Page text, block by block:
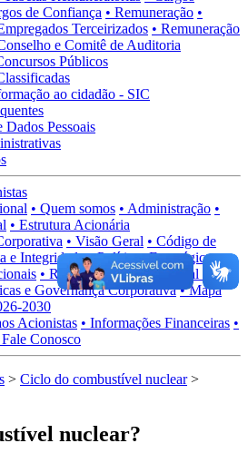
de Confiança • Remuneração •
Terceirizados • Remuneração
e Comitê de Auditoria
Públicos
ao cidadão - SIC
Dados Pessoais
• Quem somos • Administração •
• Estrutura Acionária
• Visão Geral • Código de
e Integridade • Políticas Estratégicas •
• Regimentos • Carta Anual de
e Governança Corporativa • Mapa
2030
Acionistas • Informações Financeiras •
Fale Conosco
> Ciclo do combustível nuclear>
nuclear?